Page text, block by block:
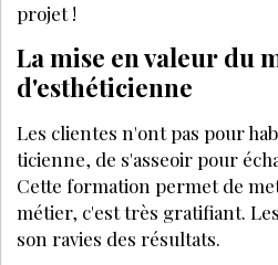
projet !
La mise en valeur du
d'esthéticienne
Les clientes n'ont pas pour
ticienne, de s'asseoir pour
Cette formation permet de
métier, c'est très gratifiant.
son ravies des résultats.